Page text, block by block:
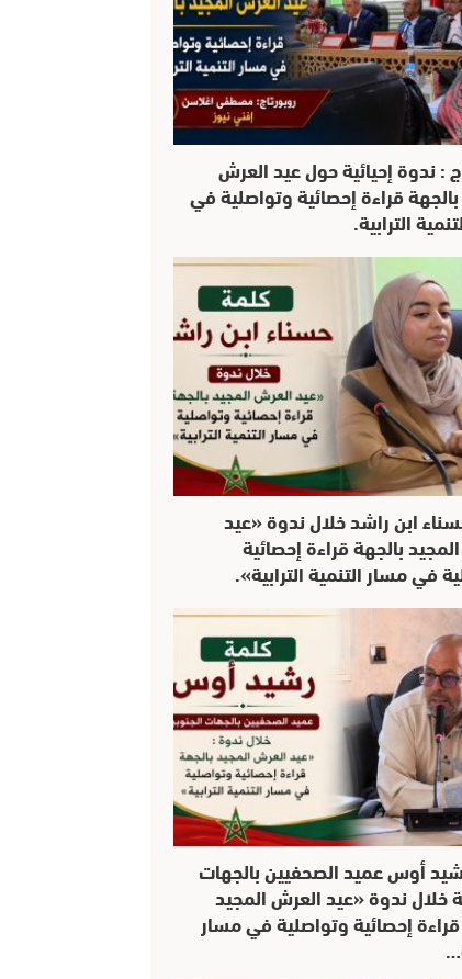
: ندوة إحيائية حول عيد العرش
قراءة إحصائية وتواصلية في
الترابية.
ابن راشد خلال ندوة «عيد
بالجهة قراءة إحصائية
في مسار التنمية الترابية».
أوس عميد الصحفيين بالجهات
خلال ندوة «عيد العرش المجيد
إحصائية وتواصلية في مسار